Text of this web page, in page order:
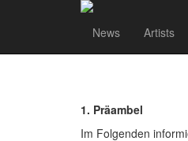
News Artists
1. Präambel
Im Folgenden